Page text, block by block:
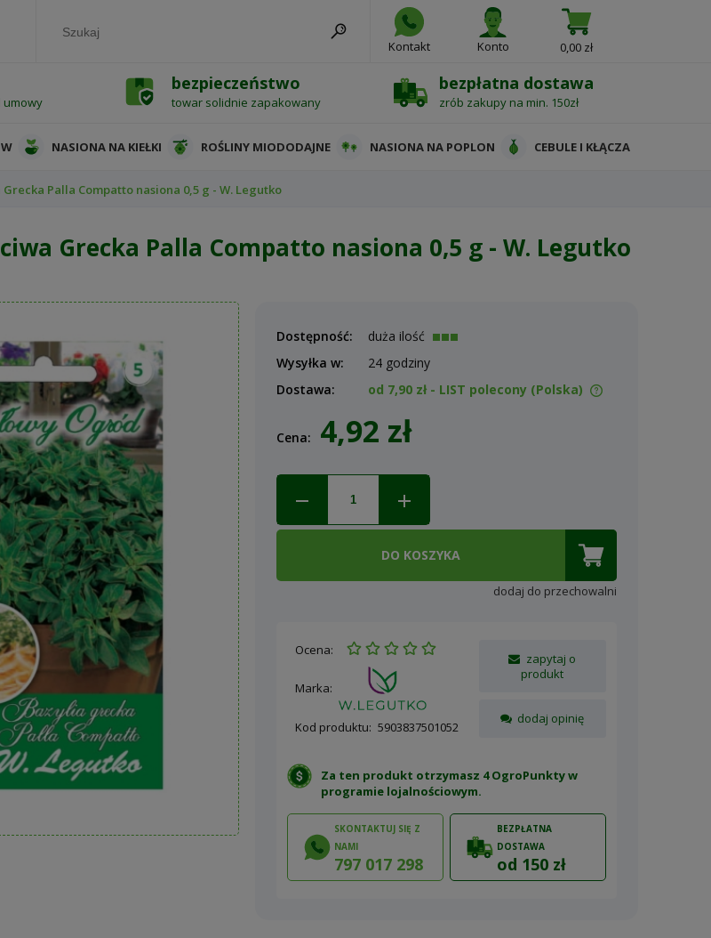
Kontakt Konto 0,00 zł
umowy
bezpieczeństwo
towar solidnie zapakowany
bezpłatna dostawa
zrób zakupy na min. 150zł
NASIONA NA KIEŁKI ROŚLINY MIODODAJNE NASIONA NA POPLON CEBULE I KŁĄCZA
Grecka Palla Compatto nasiona 0,5 g - W. Legutko
Grecka Palla Compatto nasiona 0,5 g - W. Legutko
Dostępność:
duża ilość
Wysyłka w:
24 godziny
Dostawa:
od 7,90 zł - LIST polecony (Polska)
Cena nie zawiera ewentualnych
kosztów płatności
Cena: 4,92 zł
DO KOSZYKA
dodaj do przechowalni
Ocena:
Marka:
Kod produktu: 5903837501052
zapytaj o
produkt
dodaj opinię
Za ten produkt otrzymasz 4 OgroPunkty w
programie lojalnościowym.
SKONTAKTUJ SIĘ Z
NAMI
797 017 298
BEZPŁATNA
DOSTAWA
od 150 zł